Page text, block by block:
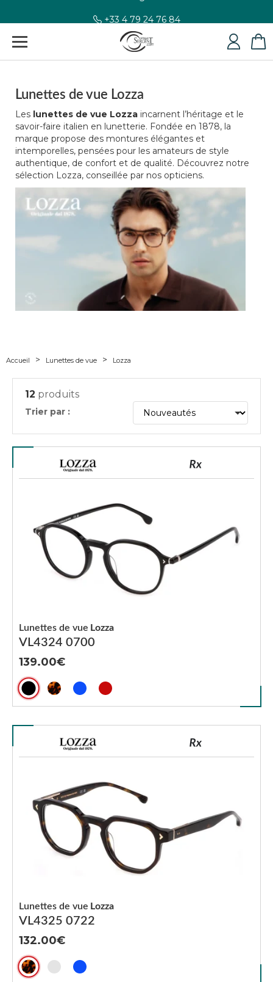
Lunettes de vue Lozza
Les lunettes de vue Lozza incarnent l’héritage et le
savoir-faire italien en lunetterie. Fondée en 1878, la
marque propose des montures élégantes et
intemporelles, pensées pour les amateurs de style
authentique, de confort et de qualité. Découvrez notre
sélection Lozza, conseillée par nos opticiens.
Accueil Lunettes de vue Lozza
12 produits
Trier par :
VL4324 0700
Lunettes de vue Lozza
139.00
VL4325 0722
Lunettes de vue Lozza
132.00